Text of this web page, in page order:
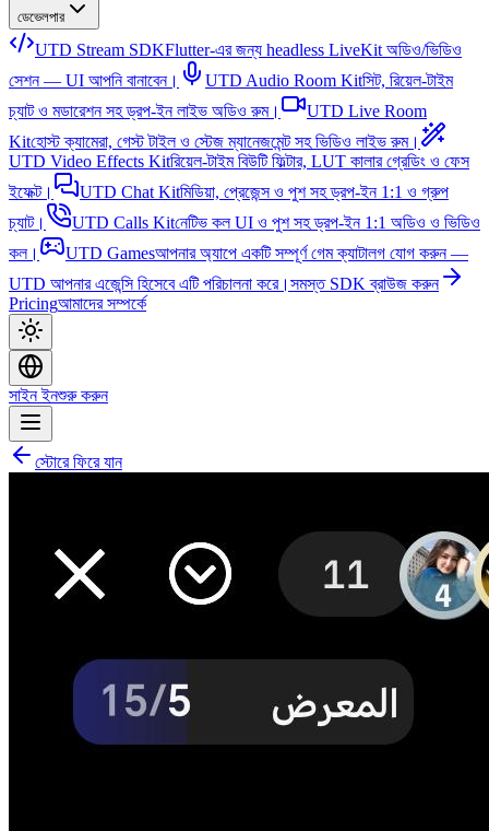
ডেভেলপার
UTD Stream SDKFlutter-এর জন্য headless LiveKit অডিও/ভিডিও
সেশন — UI আপনি বানাবেন।
UTD Audio Room Kitসিট, রিয়েল-টাইম
চ্যাট ও মডারেশন সহ ড্রপ-ইন লাইভ অডিও রুম।
UTD Live Room
Kitহোস্ট ক্যামেরা, গেস্ট টাইল ও স্টেজ ম্যানেজমেন্ট সহ ভিডিও লাইভ রুম।
UTD Video Effects Kitরিয়েল-টাইম বিউটি ফিল্টার, LUT কালার গ্রেডিং ও ফেস
ইফেক্ট।
UTD Chat Kitমিডিয়া, প্রেজেন্স ও পুশ সহ ড্রপ-ইন 1:1 ও গ্রুপ
চ্যাট।
UTD Calls Kitনেটিভ কল UI ও পুশ সহ ড্রপ-ইন 1:1 অডিও ও ভিডিও
কল।
UTD Gamesআপনার অ্যাপে একটি সম্পূর্ণ গেম ক্যাটালগ যোগ করুন —
UTD আপনার এজেন্সি হিসেবে এটি পরিচালনা করে। সমস্ত SDK ব্রাউজ করুন
Pricingআমাদের সম্পর্কে
সাইন ইনশুরু করুন
স্টোরে ফিরে যান